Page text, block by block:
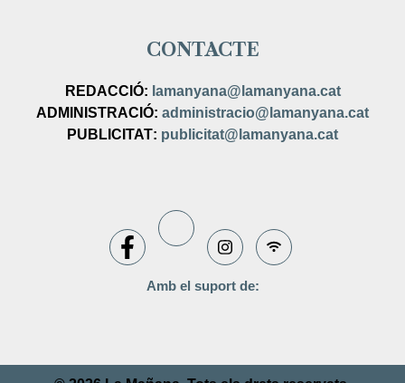
CONTACTE
REDACCIÓ: lamanyana@lamanyana.cat
ADMINISTRACIÓ: administracio@lamanyana.cat
PUBLICITAT: publicitat@lamanyana.cat
Amb el suport de: